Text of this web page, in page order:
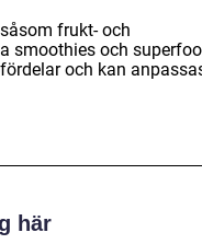
frukt- och
smoothies och
och kan
här